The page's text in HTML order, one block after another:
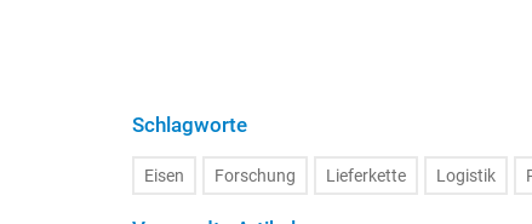
Schlagworte
Eisen Forschung Lieferkette Logistik